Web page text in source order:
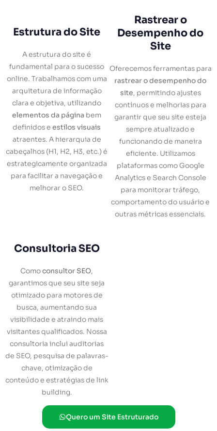
Estrutura do Site
A estrutura do site é
fundamental para o sucesso
online. Trabalhamos com uma
arquitetura de informação
clara e objetiva, utilizando
elementos da página bem
definidos e estilos visuais
atraentes. A hierarquia de
cabeçalhos (H1, H2, H3, etc.) é
estrategicamente organizada
para facilitar a navegação e
melhorar o SEO.
Rastrear o
Desempenho do
Site
Oferecemos ferramentas para
rastrear o desempenho do
site, permitindo ajustes
contínuos e melhorias para
garantir que seu site esteja
sempre atualizado e
funcionando de maneira
eficiente. Utilizamos
plataformas como Google
Analytics e Search Console
para monitorar tráfego,
comportamento do usuário e
outras métricas essenciais.
Consultoria SEO
Comoconsultor SEO,
garantimos que seu site seja
otimizado para motores de
busca, aumentando sua
visibilidade e atraindo mais
visitantes qualificados. Nossa
consultoria inclui auditorias
de SEO, pesquisa de palavras-
chave, otimização de
conteúdo e estratégias de link
building.
Quero um Site Estruturado